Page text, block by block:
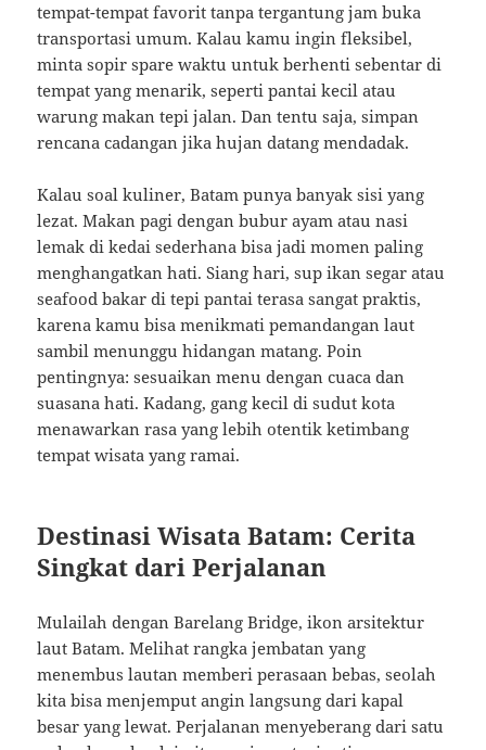
tempat-tempat favorit tanpa tergantung jam buka
transportasi umum. Kalau kamu ingin fleksibel,
minta sopir spare waktu untuk berhenti sebentar di
tempat yang menarik, seperti pantai kecil atau
warung makan tepi jalan. Dan tentu saja, simpan
rencana cadangan jika hujan datang mendadak.
Kalau soal kuliner, Batam punya banyak sisi yang
lezat. Makan pagi dengan bubur ayam atau nasi
lemak di kedai sederhana bisa jadi momen paling
menghangatkan hati. Siang hari, sup ikan segar atau
seafood bakar di tepi pantai terasa sangat praktis,
karena kamu bisa menikmati pemandangan laut
sambil menunggu hidangan matang. Poin
pentingnya: sesuaikan menu dengan cuaca dan
suasana hati. Kadang, gang kecil di sudut kota
menawarkan rasa yang lebih otentik ketimbang
tempat wisata yang ramai.
Destinasi Wisata Batam: Cerita
Singkat dari Perjalanan
Mulailah dengan Barelang Bridge, ikon arsitektur
laut Batam. Melihat rangka jembatan yang
menembus lautan memberi perasaan bebas, seolah
kita bisa menjemput angin langsung dari kapal
besar yang lewat. Perjalanan menyeberang dari satu